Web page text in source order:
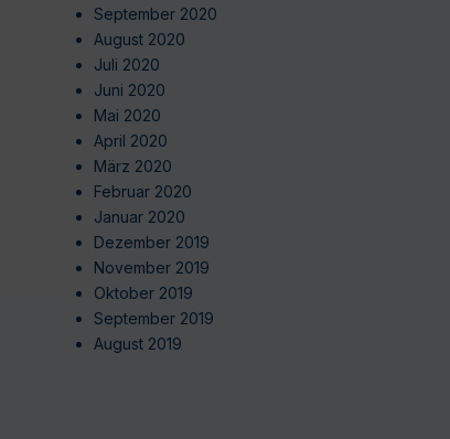
September 2020
August 2020
Juli 2020
Juni 2020
Mai 2020
April 2020
März 2020
Februar 2020
Januar 2020
Dezember 2019
November 2019
Oktober 2019
September 2019
August 2019